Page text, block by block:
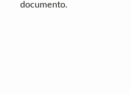
documento.